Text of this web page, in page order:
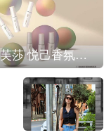
IPSA茵芙莎 悦己香氛凝露上市